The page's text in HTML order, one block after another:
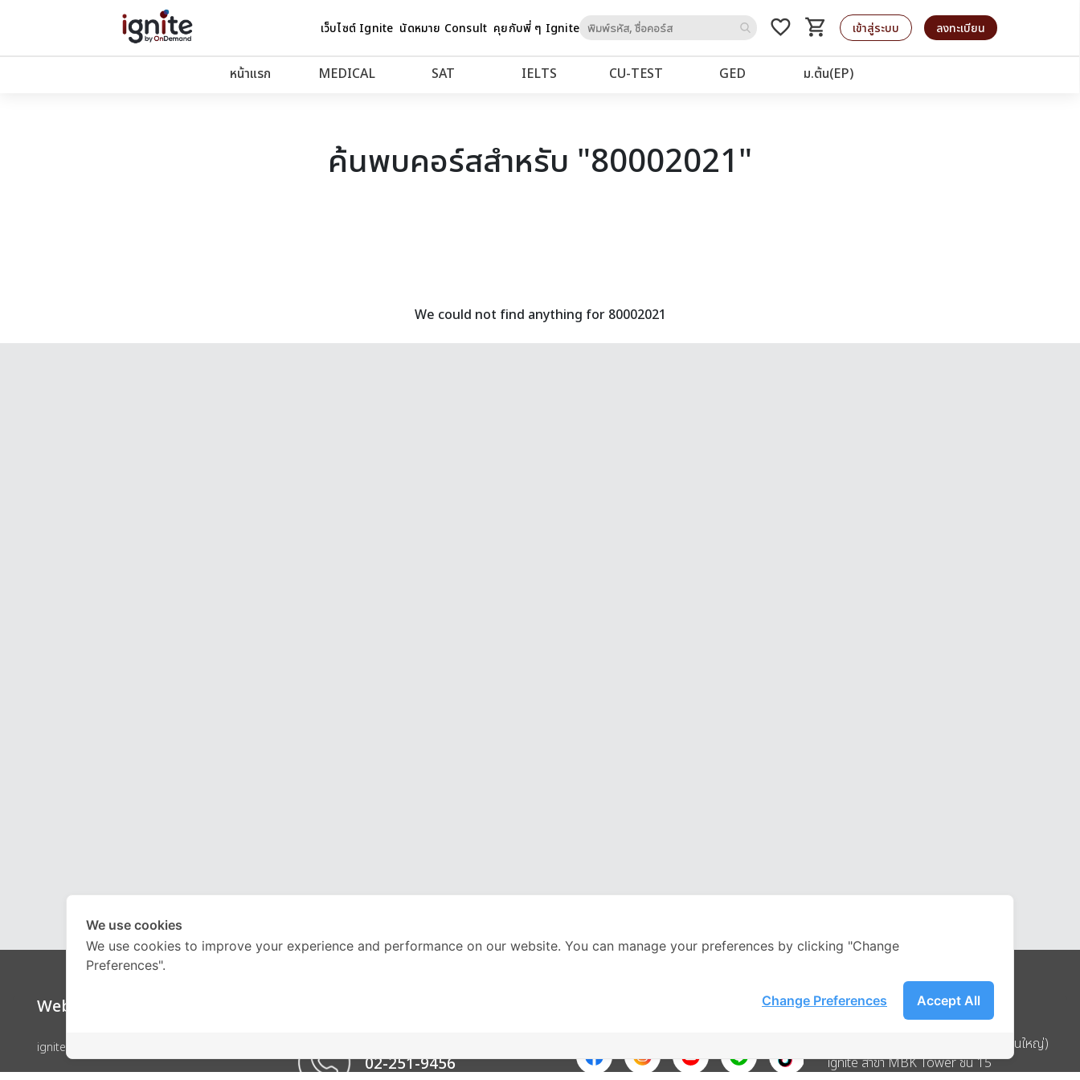
เว็บไซต์ Ignite นัดหมาย Consult คุยกับพี่ ๆ Igniteto
favorite_border shopping_cart
รถเข็น เข้าสู่ระบบ ลงทะเบียน
หน้าแรก MEDICAL SAT IELTS CU‑TEST GED ม.ต้น(EP)
ค้นพบคอร์สสำหรับ "80002021"
We could not find anything for 80002021
Website
ignite by OnDemand
02-251-9456
Address
บริษัท อิกไนท์ เอ สตาร์ จำกัด (สำนักงานใหญ่)
ignite สาขา MBK Tower ชั้น 15
We use cookies
We use cookies to improve your experience and performance on our website. You can manage your preferences by clicking "Change
Preferences".
Accept All
Change Preferences